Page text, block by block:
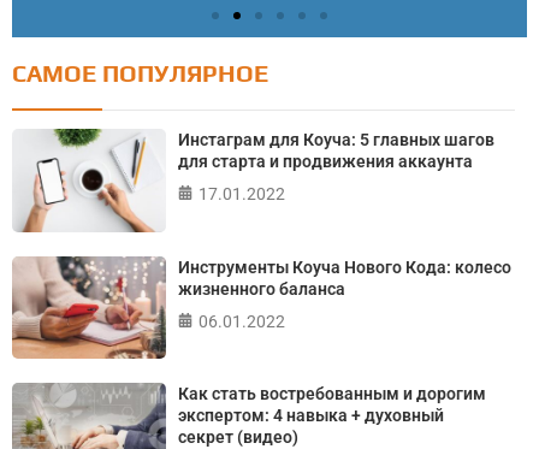
Тест: Как я контролирую свою жизнь?
Онлайн тест на основе шкалы локуса контроля
Джулиана Роттера
САМОЕ ПОПУЛЯРНОЕ
Инстаграм для Коуча: 5 главных шагов
для старта и продвижения аккаунта
17.01.2022
Инструменты Коуча Нового Кода: колесо
жизненного баланса
06.01.2022
Как стать востребованным и дорогим
экспертом: 4 навыка + духовный
секрет (видео)